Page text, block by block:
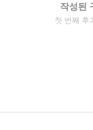
작성된
첫 번째 후